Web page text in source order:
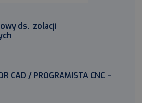
ds. izolacji
CAD / PROGRAMISTA CNC –